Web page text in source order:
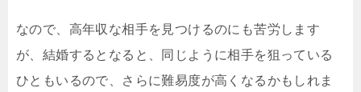
なので、高年収な相手を見つけるのにも苦労します
が、結婚するとなると、同じように相手を狙っている
ひともいるので、さらに難易度が高くなるかもしれま